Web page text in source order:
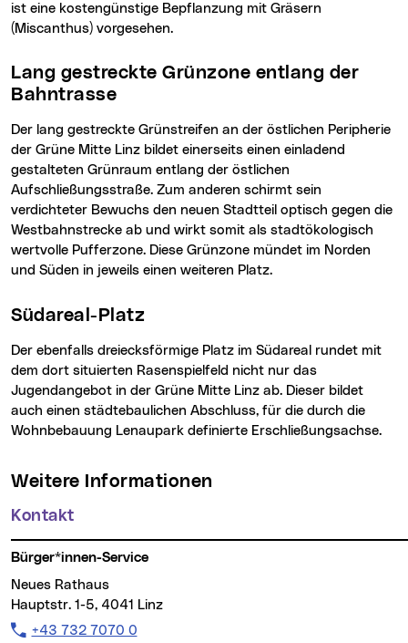
ist eine kostengünstige Bepflanzung mit Gräsern
(Miscanthus) vorgesehen.
Lang gestreckte Grünzone entlang der
Bahntrasse
Der lang gestreckte Grünstreifen an der östlichen Peripherie
der Grüne Mitte Linz bildet einerseits einen einladend
gestalteten Grünraum entlang der östlichen
Aufschließungsstraße. Zum anderen schirmt sein
verdichteter Bewuchs den neuen Stadtteil optisch gegen die
Westbahnstrecke ab und wirkt somit als stadtökologisch
wertvolle Pufferzone. Diese Grünzone mündet im Norden
und Süden in jeweils einen weiteren Platz.
Südareal-Platz
Der ebenfalls dreiecksförmige Platz im Südareal rundet mit
dem dort situierten Rasenspielfeld nicht nur das
Jugendangebot in der Grüne Mitte Linz ab. Dieser bildet
auch einen städtebaulichen Abschluss, für die durch die
Wohnbebauung Lenaupark definierte Erschließungsachse.
Weitere Informationen
Kontakt
Bürger*innen-Service
Neues Rathaus
Hauptstr. 1-5, 4041 Linz
Telefon:
+43 732 7070 0